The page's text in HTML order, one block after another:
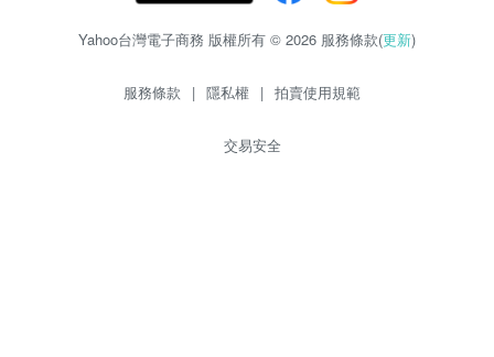
Yahoo台灣電子商務 版權所有 © 2026 服務條款(更新)
服務條款 | 隱私權 | 拍賣使用規範
交易安全